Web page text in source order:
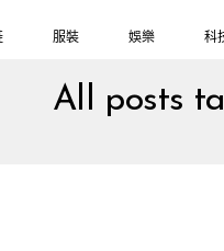
服裝 娛樂 科
All posts